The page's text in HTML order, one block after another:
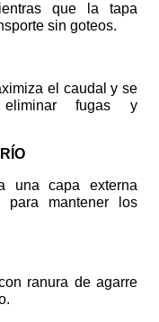
que la tapa
sin goteos.
el caudal y se
eliminar fugas y
una capa externa
para mantener los
ranura de agarre